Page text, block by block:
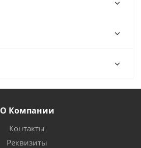
О Компании
Контакты
Реквизиты